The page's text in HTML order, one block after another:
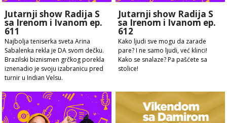
Jutarnji show Radija S
sa Irenom i Ivanom ep.
611
Najbolja teniserka sveta Arina
Sabalenka rekla je DA svom dečku.
Brazilski biznismen grčkog porekla
iznenadio je svoju izabranicu pred
turnir u Indian Velsu.
Jutarnji show Radija S
sa Irenom i Ivanom ep.
612
Kako ljudi sve mogu da zarade
pare? I ne samo ljudi, već klinci!
Kako se snalaze? Pa pašćete sa
stolice!